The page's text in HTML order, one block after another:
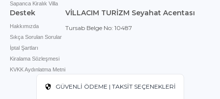
Sapanca Kiralık Villa
Destek
Hakkımızda
Sıkça Sorulan Sorular
İptal Şartları
Kiralama Sözleşmesi
KVKK Aydınlatma Metni
VİLLACIM TURİZM Seyahat Acentası
Tursab Belge No: 10487
GÜVENLİ ÖDEME | TAKSİT SEÇENEKLERİ